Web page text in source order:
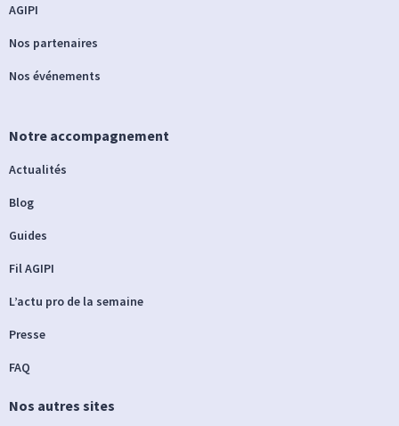
AGIPI
Nos partenaires
Nos événements
Notre accompagnement
Actualités
Blog
Guides
Fil AGIPI
L’actu pro de la semaine
Presse
FAQ
Nos autres sites